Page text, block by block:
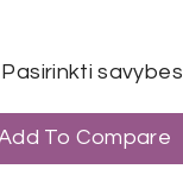
Pasirinkti savybes
To Compare